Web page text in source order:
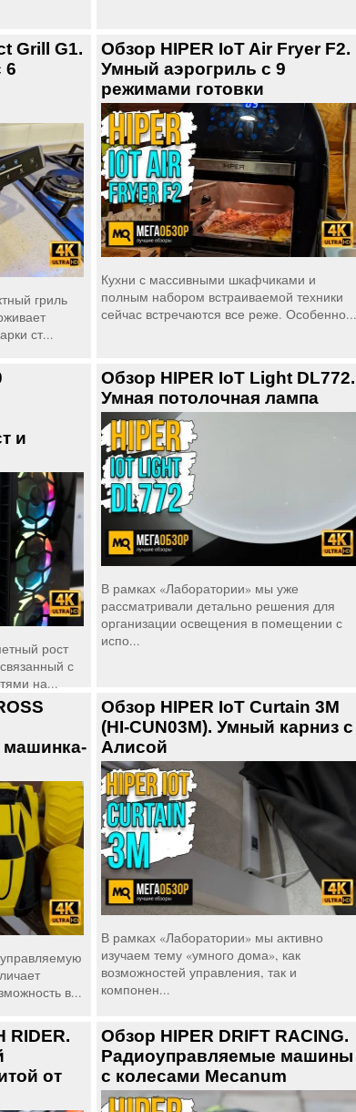
Grill G1.
6
гриль
ст...
Обзор HIPER IoT Air Fryer F2.
Умный аэрогриль с 9
режимами готовки
Кухни с массивными шкафчиками и
полным набором встраиваемой техники
сейчас встречаются все реже. Особенно...
и
рост
с
на...
Обзор HIPER IoT Light DL772.
Умная потолочная лампа
В рамках «Лаборатории» мы уже
рассматривали детально решения для
организации освещения в помещении с
испо...
машинка-
в...
Обзор HIPER IoT Curtain 3M
(HI-CUN03M). Умный карниз с
Алисой
В рамках «Лаборатории» мы активно
изучаем тему «умного дома», как
возможностей управления, так и
компонен...
RIDER.
от
Обзор HIPER DRIFT RACING.
Радиоуправляемые машины
с колесами Mecanum